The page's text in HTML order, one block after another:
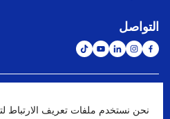
التواصل